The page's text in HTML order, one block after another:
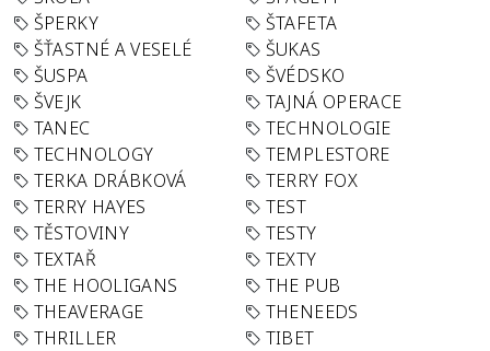
ŠPERKY
ŠTAFETA
ŠŤASTNÉ A VESELÉ
ŠUKAS
ŠUSPA
ŠVÉDSKO
ŠVEJK
TAJNÁ OPERACE
TANEC
TECHNOLOGIE
TECHNOLOGY
TEMPLESTORE
TERKA DRÁBKOVÁ
TERRY FOX
TERRY HAYES
TEST
TĚSTOVINY
TESTY
TEXTAŘ
TEXTY
THE HOOLIGANS
THE PUB
THEAVERAGE
THENEEDS
THRILLER
TIBET